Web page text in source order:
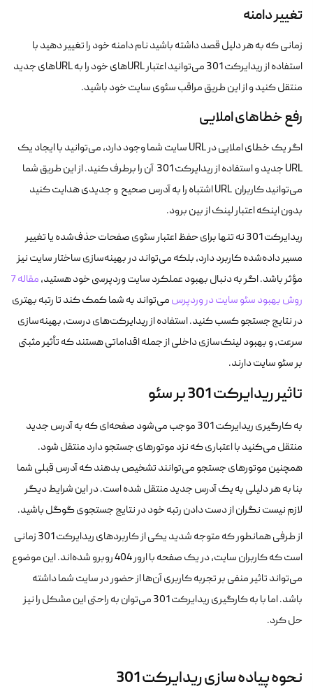
تغییر دامنه
زمانی که به هر دلیل قصد داشته باشید نام دامنه خود را تغییر دهید با
استفاده از ریدایرکت 301 می‌توانید اعتبار URL‌های خود را به URL‌های جدید
منتقل کنید و از این طریق مراقب سئوی سایت خود باشید.
رفع خطاهای املایی
اگر یک خطای املایی در URL سایت شما وجود دارد، می‌توانید با ایجاد یک
URL جدید و استفاده از ریدایرکت 301 آن را برطرف کنید. از این طریق شما
می‌توانید کاربران URL اشتباه را به آدرس صحیح و جدیدی هدایت کنید
بدون اینکه اعتبار لینک از بین برود.
ریدایرکت 301 نه تنها برای حفظ اعتبار سئوی صفحات حذف‌شده یا تغییر
مسیر داده‌شده کاربرد دارد، بلکه می‌تواند در بهینه‌سازی ساختار سایت نیز
مؤثر باشد. اگر به دنبال بهبود عملکرد سایت وردپرسی خود هستید،
مقاله 7
روش بهبود سئو سایت در وردپرسمی‌تواند به شما کمک کند تا رتبه بهتری
در نتایج جستجو کسب کنید. استفاده از ریدایرکت‌های درست، بهینه‌سازی
سرعت، و بهبود لینک‌سازی داخلی از جمله اقداماتی هستند که تأثیر مثبتی
بر سئو سایت دارند.
تاثیر ریدایرکت 301 بر سئو
به کارگیری ریدایرکت 301 موجب می‌شود صفحه‌ای که به آدرس جدید
منتقل می‌کنید با اعتباری که نزد موتورهای جستجو دارد منتقل شود.
همچنین موتورهای جستجو می‌توانند تشخیص بدهند که آدرس قبلی شما
بنا به هر دلیلی به یک آدرس جدید منتقل شده است. در این شرایط دیگر
لازم نیست نگران از دست دادن رتبه خود در نتایج جستجوی گوگل باشید.
از طرفی همانطور که متوجه شدید یکی از کاربردهای ریدایرکت 301 زمانی
است که کاربران سایت، در یک صفحه با ارور 404 روبرو شده‌اند. این موضوع
می‌تواند تاثیر منفی بر تجربه کاربری آن‌ها از حضور در سایت شما داشته
باشد. اما با به کارگیری ریدایرکت 301 می‌توان به راحتی این مشکل را نیز
حل کرد.
نحوه پیاده سازی ریدایرکت 301